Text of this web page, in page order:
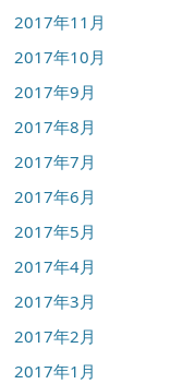
2017年11月
2017年10月
2017年9月
2017年8月
2017年7月
2017年6月
2017年5月
2017年4月
2017年3月
2017年2月
2017年1月